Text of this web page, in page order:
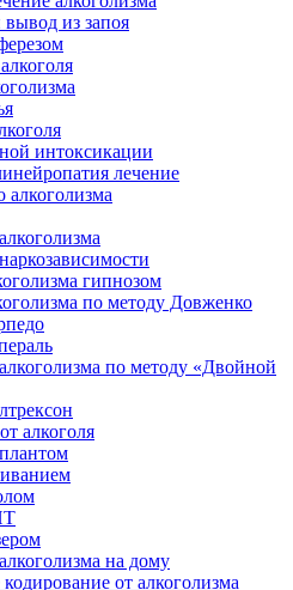
из запоя
интоксикации
лечение
алкоголизма
гипнозом
по методу Довженко
по методу «Двойной
алкоголя
на дому
от алкоголизма